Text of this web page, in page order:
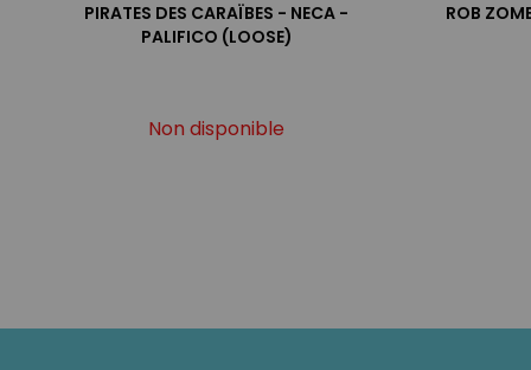
PIRATES DES CARAÏBES - NECA -
PALIFICO (LOOSE)
Non disponible
ROB